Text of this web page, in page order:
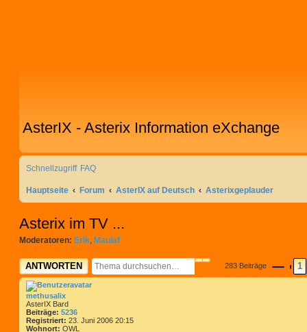
AsterIX - Asterix Information eXchange
Schnellzugriff FAQ
Hauptseite Forum AsterIX auf Deutsch Asterixgeplauder
Asterix im TV ...
Moderatoren: Erik, Maulaf
ANTWORTEN SUCHE
ERWEITERTE SUCHE
283 Beiträge 1
methusalix
AsterIX Bard
Beiträge: 5236
Registriert: 23. Juni 2006 20:15
Wohnort: OWL